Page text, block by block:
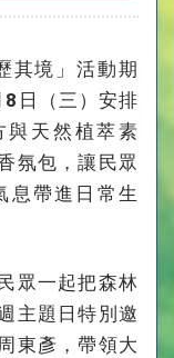
其境」活動期
日（三）安排
與天然植萃素
氛包，讓民眾
息帶進日常生
眾一起把森林
主題日特別邀
東彥，帶領大